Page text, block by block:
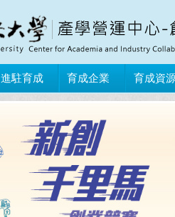
進駐育成 育成企業 育成資